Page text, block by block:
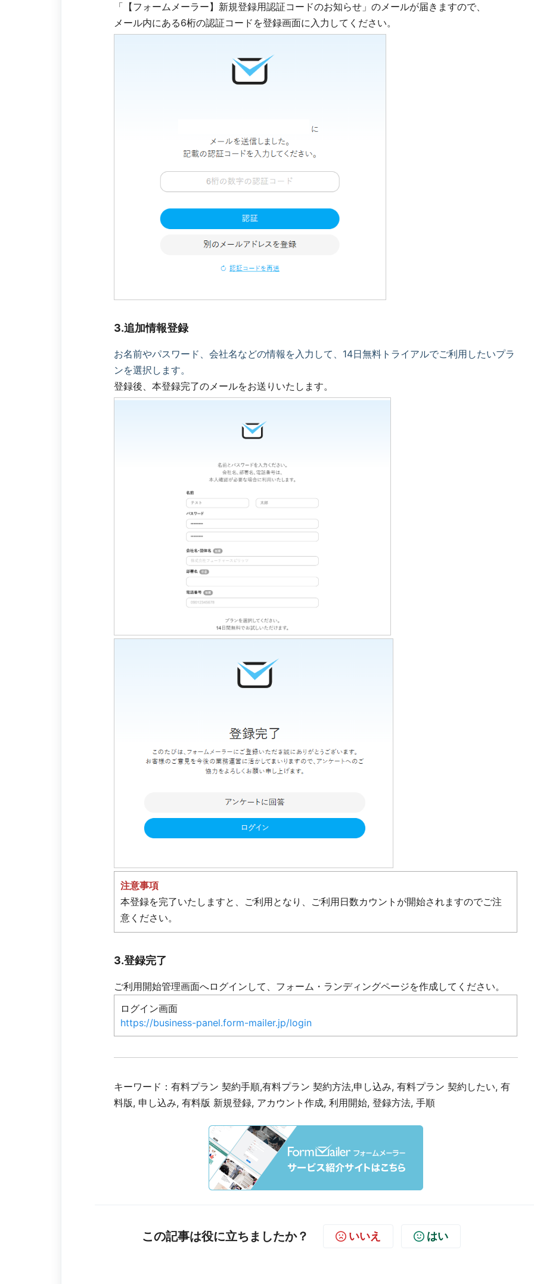
「【フォームメーラー】新規登録用認証コードのお知らせ」のメールが届きますので、
メール内にある6桁の認証コードを登録画面に入力してください。
3.追加情報登録
お名前やパスワード、会社名などの情報を入力して、14日無料トライアルでご利用したいプラ
ンを選択します。
登録後、本登録完了のメールをお送りいたします。
注意事項
本登録を完了いたしますと、ご利用となり、ご利用日数カウントが開始されますのでご注
意ください。
3.登録完了
ご利用開始管理画面へログインして、フォーム・ランディングページを作成してください。
ログイン画面
https://business-panel.form-mailer.jp/login
キーワード：有料プラン 契約手順,有料プラン 契約方法,申し込み, 有料プラン 契約したい, 有
料版, 申し込み, 有料版 新規登録, アカウント作成, 利用開始, 登録方法, 手順
この記事は役に立ちましたか？ いいえ はい